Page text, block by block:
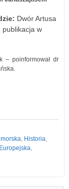
Dwór Artusa
publikacja w
– poinformował dr
, Historia,
,